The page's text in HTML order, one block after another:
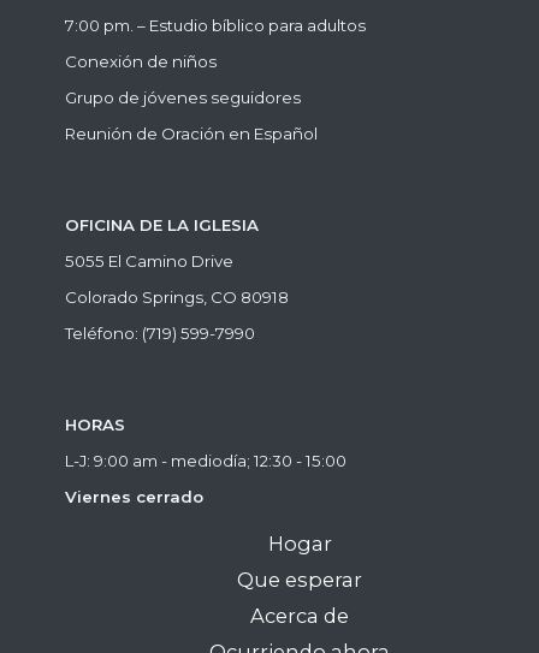
7:00 pm. – Estudio bíblico para adultos
Conexión de niños
Grupo de jóvenes seguidores
Reunión de Oración en Español
OFICINA DE LA IGLESIA
5055 El Camino Drive
Colorado Springs, CO 80918
Teléfono: (719) 599-7990
HORAS
L-J: 9:00 am - mediodía; 12:30 - 15:00
Viernes cerrado
Hogar
Que esperar
Acerca de